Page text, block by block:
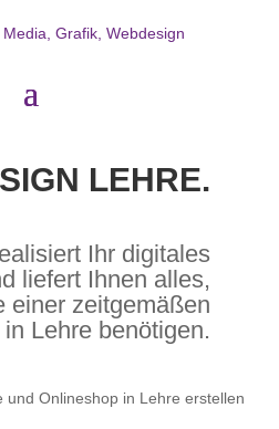
LEHRE.
Ihr digitales
liefert Ihnen alles,
einer zeitgemäßen
Lehre benötigen.